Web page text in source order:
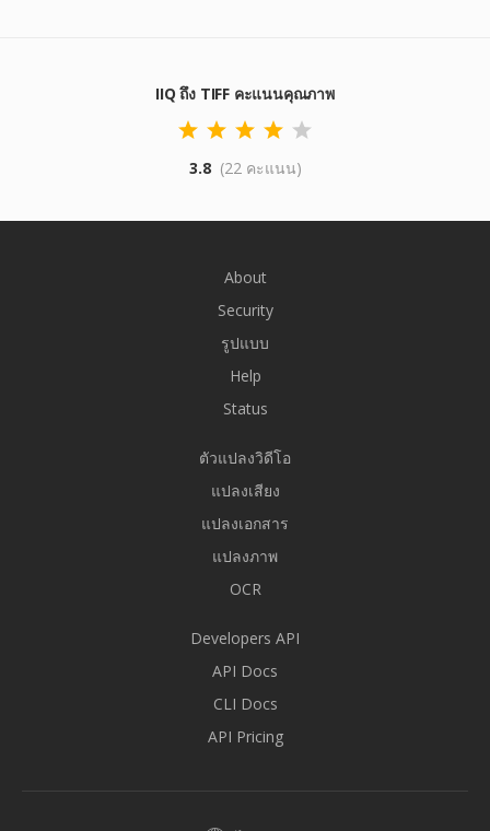
IIQ ถึง TIFF คะแนนคุณภาพ
3.8 (22 คะแนน)
About
Security
รูปแบบ
Help
Status
ตัวแปลงวิดีโอ
แปลงเสียง
แปลงเอกสาร
แปลงภาพ
OCR
Developers API
API Docs
CLI Docs
API Pricing